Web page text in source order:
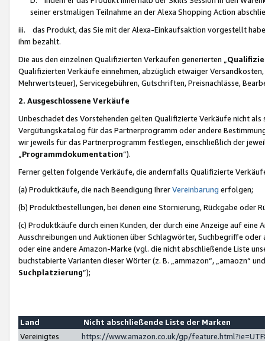
seiner erstmaligen Teilnahme an der Alexa Shopping Action
iii. das Produkt, das Sie mit der Alexa-Einkaufsaktion vorgestellt
ihm bezahlt.
Die aus den einzelnen Qualifizierten Verkäufen generierten „
Qualifizierten Verkäufe einnehmen, abzüglich etwaiger
Mehrwertsteuer), Servicegebühren, Gutschriften, Preisnachlässe,
2. Ausgeschlossene Verkäufe
Unbeschadet des Vorstehenden gelten Qualifizierte Verkäufe nicht
Vergütungskatalog für das Partnerprogramm oder andere
wir jeweils für das Partnerprogramm festlegen, einschließlich der
Programmdokumentation“).
Ferner gelten folgende Verkäufe, die andernfalls Qualifizierte
(a) Produktkäufe, die nach Beendigung IhrerVereinbarung erfolgen;
(b) Produktbestellungen, bei denen eine Stornierung, Rückgabe oder
(c) Produktkäufe durch einen Kunden, der durch eine Anzeige auf
Ausschreibungen und Auktionen über Schlagwörter, Suchbegriffe
oder eine andere Amazon-Marke (vgl. die nicht abschließende Liste
buchstabierte Varianten dieser Wörter (z. B. „ammazon“, „amaozn“
Suchplatzierung”);
Land
Nicht abschließende Liste der Marken
Vereinigtes
https://www.amazon.co.uk/gp/